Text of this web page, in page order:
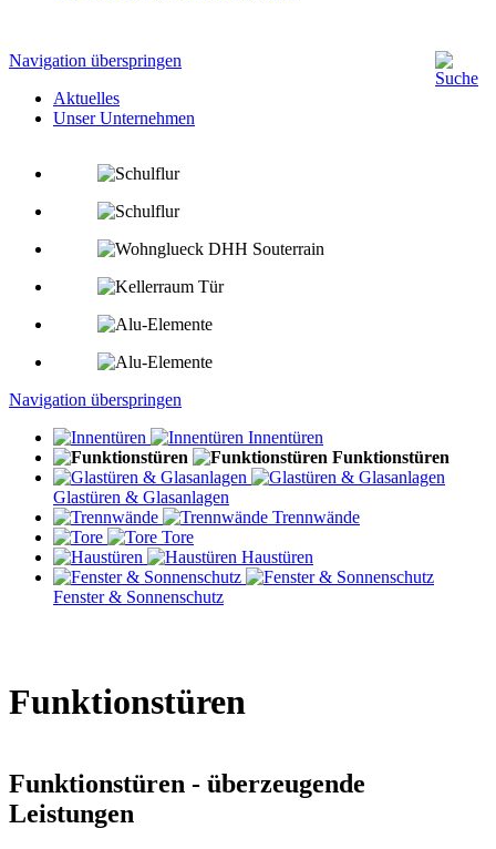
Navigation überspringen
Aktuelles
Unser Unternehmen
Navigation überspringen
Innentüren
Funktionstüren
Glastüren & Glasanlagen
Trennwände
Tore
Haustüren
Fenster & Sonnenschutz
Funktionstüren
Funktionstüren - überzeugende
Leistungen